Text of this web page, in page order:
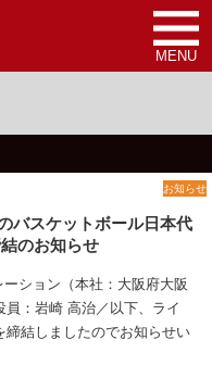
MENU
お知らせ
バスケットボール日本代
のお知らせ
ション（本社：大阪府大阪
：岩崎 高治／以下、ライ
締結しましたのでお知らせい